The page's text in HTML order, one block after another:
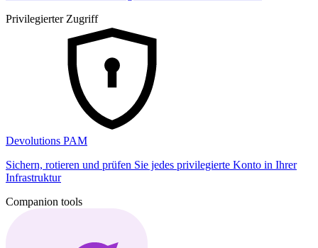
Privilegierter Zugriff
Devolutions PAM
Sichern, rotieren und prüfen Sie jedes privilegierte Konto in Ihrer
Infrastruktur
Companion tools